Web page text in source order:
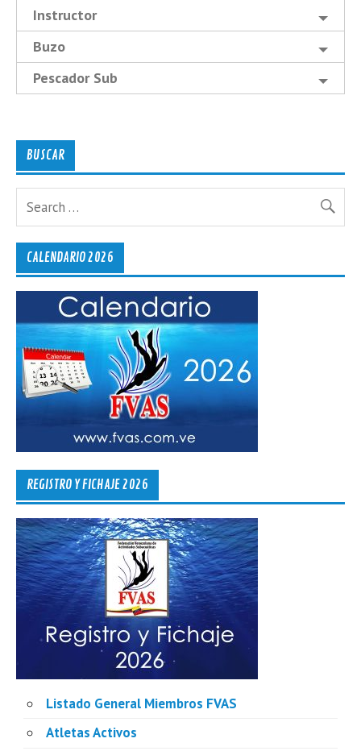
Instructor
Buzo
Pescador Sub
BUSCAR
CALENDARIO 2026
REGISTRO Y FICHAJE 2026
Listado General Miembros FVAS
Atletas Activos